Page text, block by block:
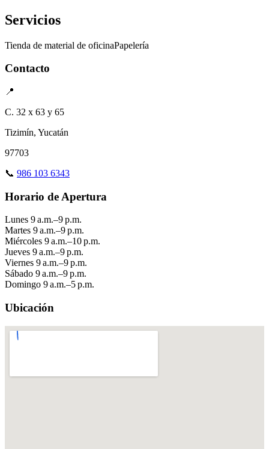
Servicios
Tienda de material de oficinaPapelería
Contacto
📍
C. 32 x 63 y 65
Tizimín, Yucatán
97703
📞 986 103 6343
Horario de Apertura
Lunes 9 a.m.–9 p.m.
Martes 9 a.m.–9 p.m.
Miércoles 9 a.m.–10 p.m.
Jueves 9 a.m.–9 p.m.
Viernes 9 a.m.–9 p.m.
Sábado 9 a.m.–9 p.m.
Domingo 9 a.m.–5 p.m.
Ubicación